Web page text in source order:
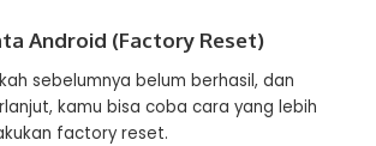
Android (Factory Reset)
sebelumnya belum berhasil, dan
kamu bisa coba cara yang lebih
factory reset.